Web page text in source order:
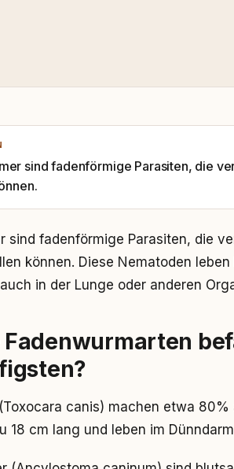
sind fadenförmige Parasiten, die
sind fadenförmige Parasiten, die
können. Diese Nematoden
in der Lunge oder anderen
Fadenwurmarten
canis) machen etwa
18 cm lang und leben im